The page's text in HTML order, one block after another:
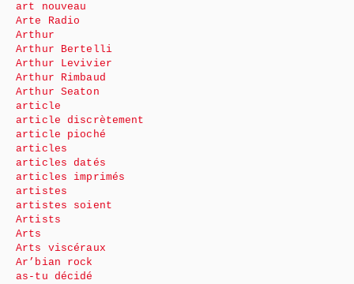
art nouveau
Arte Radio
Arthur
Arthur Bertelli
Arthur Levivier
Arthur Rimbaud
Arthur Seaton
article
article discrètement
article pioché
articles
articles datés
articles imprimés
artistes
artistes soient
Artists
Arts
Arts viscéraux
Ar’bian rock
as-tu décidé